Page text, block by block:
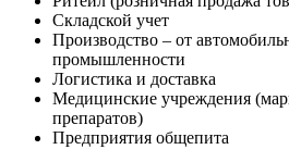
Складской учет
Производство – от
промышленности
Логистика и доставка
Медицинские учреждения
препаратов)
Предприятия общепита